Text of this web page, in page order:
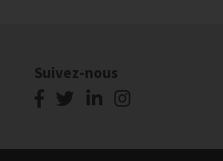
Suivez-nous